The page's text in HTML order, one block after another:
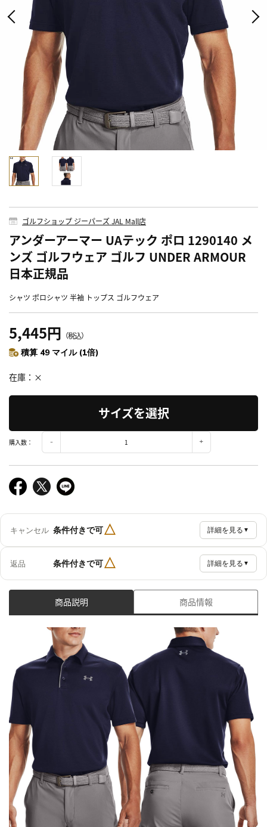
ゴルフショップ ジーパーズ JAL Mall店
アンダーアーマー UAテック ポロ 1290140 メ
ンズ ゴルフウェア ゴルフ UNDER ARMOUR
日本正規品
シャツ ポロシャツ 半袖 トップス ゴルフウェア
5,445円 （税込）
積算 49 マイル (1倍)
在庫 ×
サイズを選択
購入数：
キャンセル 条件付きで可△ 詳細を見る ▼
返品 条件付きで可△ 詳細を見る ▼
商品説明 商品情報